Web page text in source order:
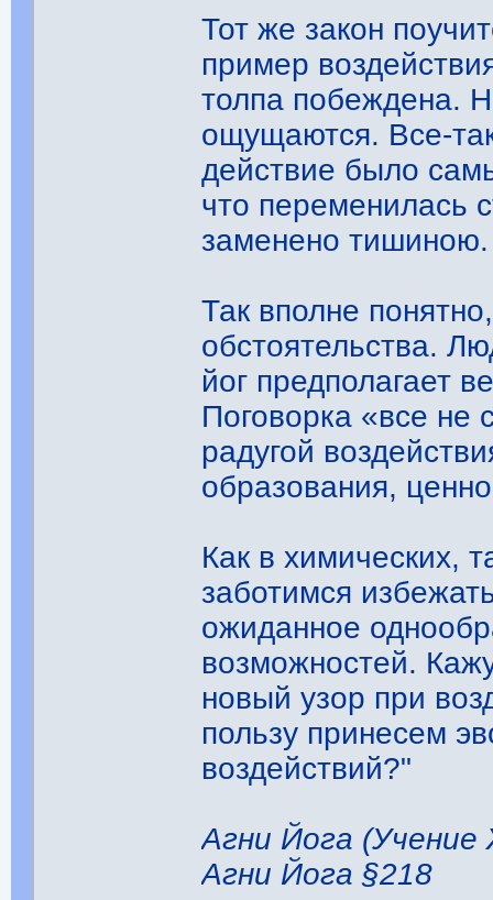
Тот же закон
пример
толпа побеждена.
ощущаются. Все-
действие было
что переменилась
заменено
Так вполне
обстоятельства.
йог предполагает
Поговорка «все не
радугой
образования,
Как в химических,
заботимся
ожиданное
возможностей.
новый узор при
пользу принесем
воздействий?"
Агни Йога
Агни Йога §218